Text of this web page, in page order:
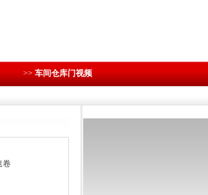
>> 车间仓库门视频
卷